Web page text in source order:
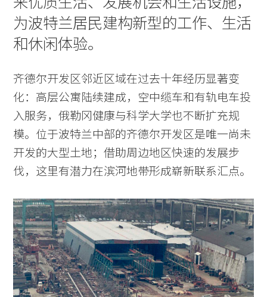
为波特兰居民建构新型的工作、生活
和休闲体验。
齐德尔开发区邻近区域在过去十年经历显著变
化：高层公寓陆续建成，空中缆车和有轨电车投
入服务，俄勒冈健康与科学大学也不断扩充规
模。位于波特兰中部的齐德尔开发区是唯一尚未
开发的大型土地；借助周边地区快速的发展步
伐，这里有潜力在滨河地带形成崭新联系汇点。